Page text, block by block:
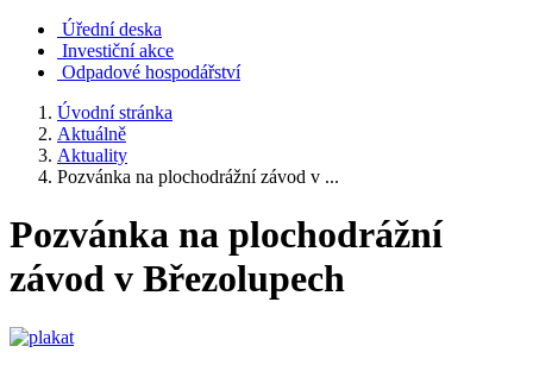
Úřední deska
Investiční akce
Odpadové hospodářství
Úvodní stránka
Aktuálně
Aktuality
Pozvánka na plochodrážní závod v ...
Pozvánka na plochodrážní
závod v Březolupech